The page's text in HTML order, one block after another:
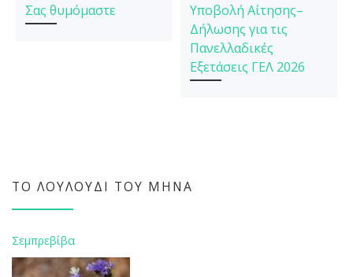
Σας θυμόμαστε
Υποβολή Αίτησης–
Δήλωσης για τις
Πανελλαδικές
Εξετάσεις ΓΕΛ 2026
ΤΟ ΛΟΥΛΟΎΔΙ ΤΟΥ ΜΉΝΑ
Σεμπρεβίβα